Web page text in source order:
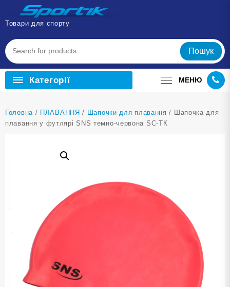
Перейти
вмісту
Товари для спорту
Пошук
Категорії МЕНЮ
Головна / ПЛАВАННЯ / Шапочки для плавання / Шапочка для
плавання у футлярі SNS темно-червона SC-ТК